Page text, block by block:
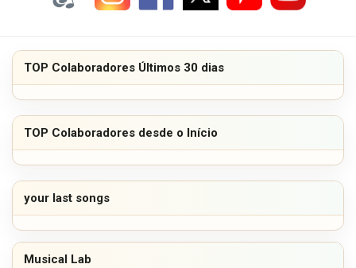
TOP Colaboradores Últimos 30 dias
TOP Colaboradores desde o Início
your last songs
Musical Lab